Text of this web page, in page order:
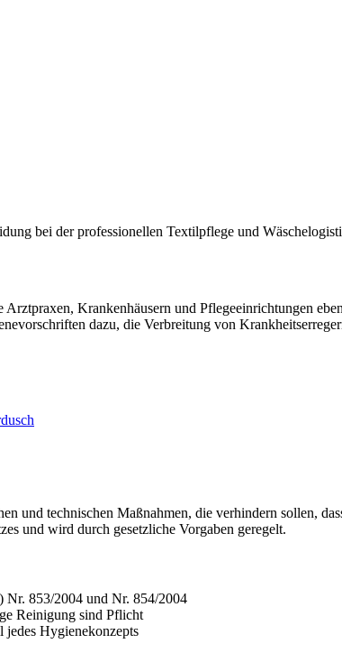
Krankenhäusern und Pflegeeinrichtungen
dazu, die Verbreitung von
und technischen Maßnahmen, die verhindern sollen,
und wird durch gesetzliche Vorgaben geregelt.
Nr. 853/2004 und Nr. 854/2004
Reinigung sind Pflicht
jedes Hygienekonzepts